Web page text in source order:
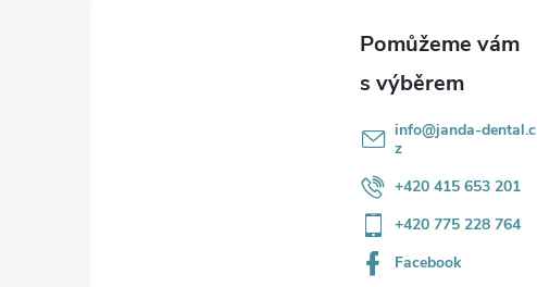
info@janda-dental.c
z
+420 415 653 201
+420 775 228 764
Facebook